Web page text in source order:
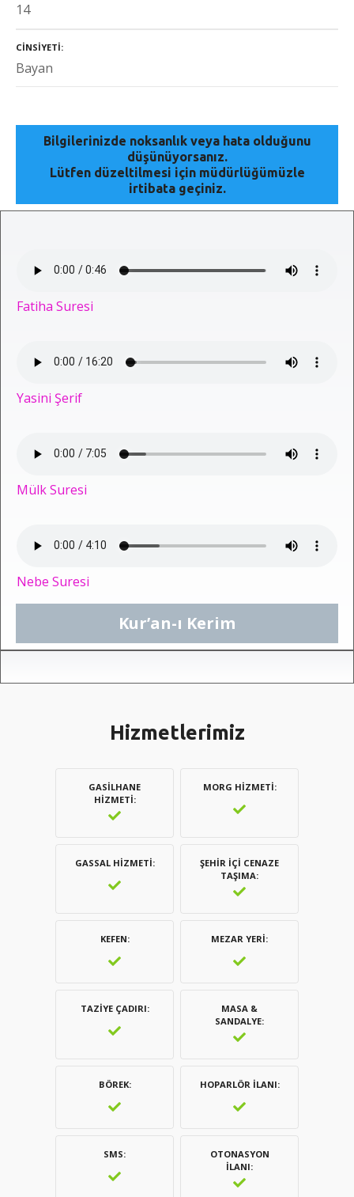
14
CINSIYETI
Bayan
Bilgilerinizde noksanlık veya hata olduğunu
düşünüyorsanız.
Lütfen düzeltilmesi için müdürlüğümüzle
irtibata geçiniz.
Fatiha Suresi
Yasini Şerif
Mülk Suresi
Nebe Suresi
Kur’an-ı Kerim
Hizmetlerimiz
GASILHANE
HIZMETI
MORG HIZMETI
GASSAL HIZMETI
ŞEHIR İÇI CENAZE
TAŞIMA
KEFEN MEZAR YERI
TAZIYE ÇADIRI
MASA &
SANDALYE
BÖREK HOPARLÖR İLANI
SMS
OTONASYON
İLANI